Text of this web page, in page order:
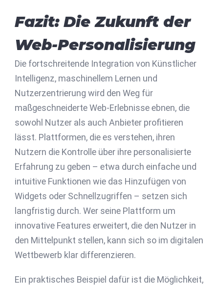
Fazit: Die Zukunft der
Web-Personalisierung
Die fortschreitende Integration von Künstlicher
Intelligenz, maschinellem Lernen und
Nutzerzentrierung wird den Weg für
maßgeschneiderte Web-Erlebnisse ebnen, die
sowohl Nutzer als auch Anbieter profitieren
lässt. Plattformen, die es verstehen, ihren
Nutzern die Kontrolle über ihre personalisierte
Erfahrung zu geben – etwa durch einfache und
intuitive Funktionen wie das Hinzufügen von
Widgets oder Schnellzugriffen – setzen sich
langfristig durch. Wer seine Plattform um
innovative Features erweitert, die den Nutzer in
den Mittelpunkt stellen, kann sich so im digitalen
Wettbewerb klar differenzieren.
Ein praktisches Beispiel dafür ist die Möglichkeit,